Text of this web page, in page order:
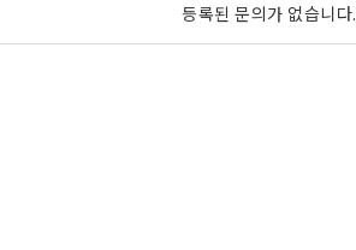
등록된 문의가 없습니다.